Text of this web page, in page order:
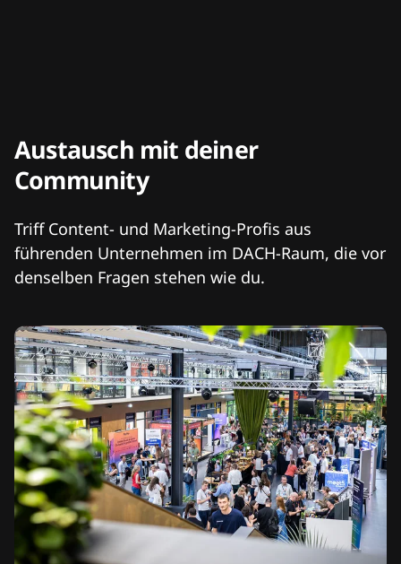
Austausch mit deiner
Community
Triff Content- und Marketing-Profis aus
führenden Unternehmen im DACH-Raum, die vor
denselben Fragen stehen wie du.